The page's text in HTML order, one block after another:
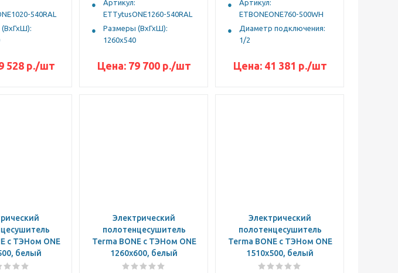
540RAL
528р./шт
Артикул:
ETTytusONE1260-540RAL
Размеры (ВхГхШ):
1260x540
Цена: 79 700р./шт
Артикул:
ETBONEONE760-500WH
Диаметр подключения:
1/2
Цена: 41 381 р./шт
с ТЭНом ONE
белый
Электрический
полотенцесушитель
Terma BONE с ТЭНом ONE
1260x600, белый
Электрический
полотенцесушитель
Terma BONE с ТЭНом ONE
1510x500, белый